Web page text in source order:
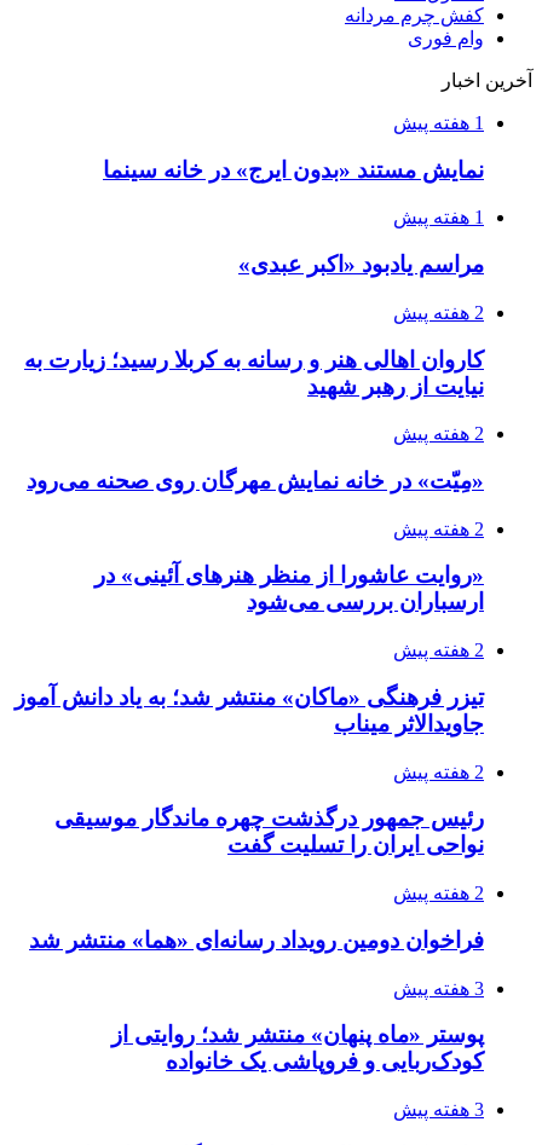
کفش چرم مردانه
وام فوری
آخرین اخبار
1 هفته پیش
نمایش مستند «بدون ایرج» در خانه سینما
1 هفته پیش
مراسم یادبود «اکبر عبدی»
2 هفته پیش
کاروان اهالی هنر و رسانه به کربلا رسید؛ زیارت به
نیایت از رهبر شهید
2 هفته پیش
«مِیّت» در خانه نمایش مهرگان روی صحنه می‌رود
2 هفته پیش
«روایت عاشورا از منظر هنرهای آئینی» در
ارسباران بررسی می‌شود
2 هفته پیش
تیزر فرهنگی «ماکان» منتشر شد؛ به یاد دانش آموز
جاویدالاثر میناب
2 هفته پیش
رئیس جمهور درگذشت چهره ماندگار موسیقی
نواحی ایران را تسلیت گفت
2 هفته پیش
فراخوان دومین رویداد رسانه‌ای «هما» منتشر شد
3 هفته پیش
پوستر «ماه پنهان» منتشر شد؛ روایتی از
کودک‌ربایی و فروپاشی یک خانواده
3 هفته پیش